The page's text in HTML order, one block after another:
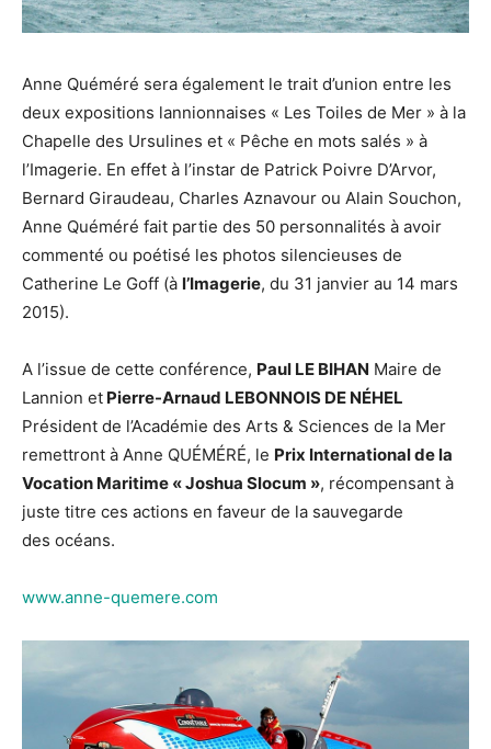
Anne Quéméré sera également le trait d’union entre les
deux expositions lannionnaises « Les Toiles de Mer » à la
Chapelle des Ursulines et « Pêche en mots salés » à
l’Imagerie. En effet à l’instar de Patrick Poivre D’Arvor,
Bernard Giraudeau, Charles Aznavour ou Alain Souchon,
Anne Quéméré fait partie des 50 personnalités à avoir
commenté ou poétisé les photos silencieuses de
Catherine Le Goff (à l’Imagerie, du 31 janvier au 14 mars
2015).
A l’issue de cette conférence, Paul LE BIHAN Maire de
Lannion et Pierre-Arnaud LEBONNOIS DE NÉHEL
Président de l’Académie des Arts & Sciences de la Mer
remettront à Anne QUÉMÉRÉ, le Prix International de la
Vocation Maritime « Joshua Slocum », récompensant à
juste titre ces actions en faveur de la sauvegarde
des océans.
www.anne-quemere.com